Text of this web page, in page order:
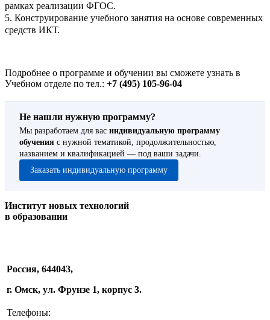
рамках реализации ФГОС.
5. Конструирование учебного занятия на основе современных
средств ИКТ.
Подробнее о программе и обучении вы сможете узнать в
Учебном отделе по тел.: +7 (495) 105-96-04
Не нашли нужную программу?
Мы разработаем для вас индивидуальную программу
обучения с нужной тематикой, продолжительностью,
названием и квалификацией — под ваши задачи.
Заказать индивидуальную программу
Институт новых технологий
в образовании
Россия, 644043,
г. Омск, ул. Фрунзе 1, корпус 3.
Телефоны: